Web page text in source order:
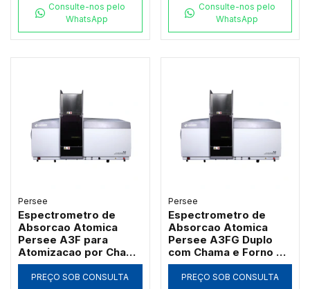
Consulte-nos pelo
WhatsApp
Consulte-nos pelo
WhatsApp
Persee
Espectrometro de
Absorcao Atomica
Persee A3F para
Atomizacao por Chama
com Queimador de
Titanio
PREÇO SOB CONSULTA
Persee
Espectrometro de
Absorcao Atomica
Persee A3FG Duplo
com Chama e Forno de
Grafite Transversal
PREÇO SOB CONSULTA